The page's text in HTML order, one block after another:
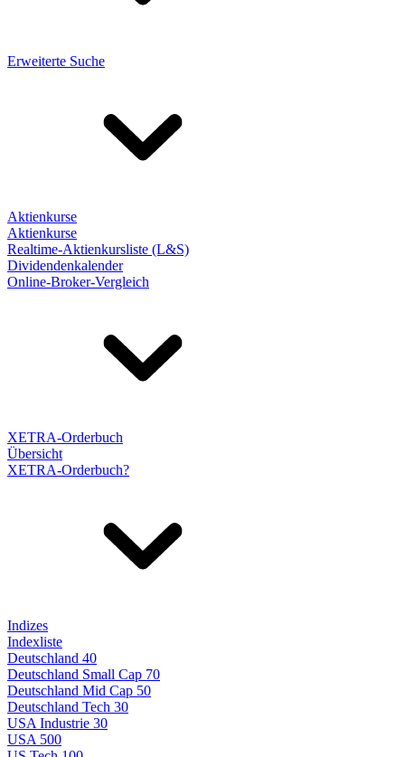
Erweiterte Suche
Aktienkurse
Aktienkurse
Realtime-Aktienkursliste (L&S)
Dividendenkalender
Online-Broker-Vergleich
XETRA-Orderbuch
Übersicht
XETRA-Orderbuch?
Indizes
Indexliste
Deutschland 40
Deutschland Small Cap 70
Deutschland Mid Cap 50
Deutschland Tech 30
USA Industrie 30
USA 500